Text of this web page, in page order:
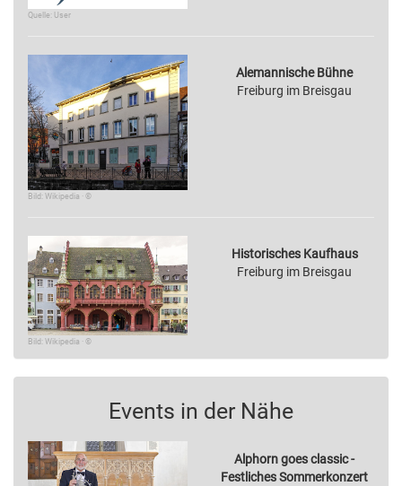
Quelle: User
Bild: Wikipedia · ©
Alemannische Bühne
Freiburg im Breisgau
Bild: Wikipedia · ©
Historisches Kaufhaus
Freiburg im Breisgau
Events in der Nähe
Alphorn goes classic -
Festliches Sommerkonzert